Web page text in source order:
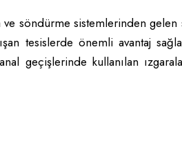
ve söndürme sistemlerinden
tesislerde önemli avantaj
geçişlerinde kullanılan